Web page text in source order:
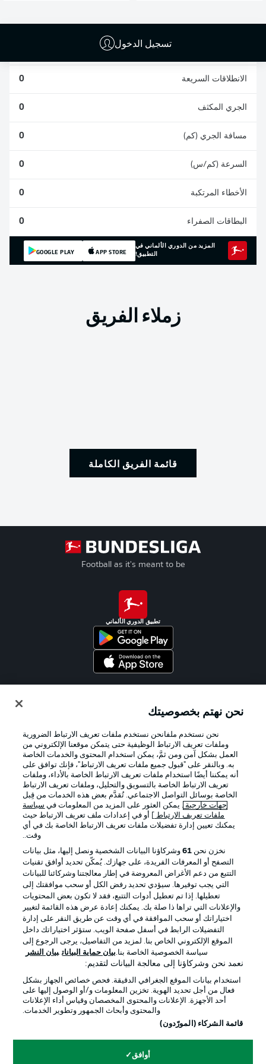
تسجيل الدخول
الانطلاقات السريعة 0
الجري المكثف 0
مسافة الجري (كم) 0
السرعة (كم/س) 0
الأخطاء المرتكبة 0
البطاقات الصفراء 0
المزيد من الدوري الألماني في
التطبيق!
APP STORE
GOOGLE PLAY
زملاء الفريق
قائمة الفريق الكاملة
Football as it's meant to be
تطبيق الدوري الألماني
الإعلانات الإخطارات القانونية
شروط الاستخدام القنوات الناقلة
الوظائف جهة النشر
تواصل معنا اللاعبون
© 2026 Bundesliga-Gruppe GmbH
نحن نهتم بخصوصيتك
نحن نستخدم ملفانحن نستخدم ملفات تعريف الارتباط الضرورية
وملفات تعريف الارتباط الوظيفية حتى يتمكن موقعنا الإلكتروني من
العمل بشكل آمن ومن ثمَّ، يمكن استخدام المحتوى والخدمات الخاصة
به. وبالنقر على "قبول جميع ملفات تعريف الارتباط"، فإنك توافق على
أنه يمكننا أيضًا استخدام ملفات تعريف الارتباط الخاصة بالأداء، وملفات
تعريف الارتباط الخاصة بالتسويق والتحليل، وملفات تعريف الارتباط
الخاصة بوسائل التواصل الاجتماعي. تُقدَّم بعض هذه الخدمات من قِبل
جهات خارجية . يمكن العثور على المزيد من المعلومات في سياسة
ملفات تعريف الارتباط
] أو في إعدادات ملف تعريف الارتباط حيث
يمكنك تعيين إدارة تفضيلات ملفات تعريف الارتباط الخاصة بك في أي
وقت..
نخزن نحن 61وشركاؤنا البيانات الشخصية ونصل إليها، مثل بيانات
التصفح أو المعرفات الفريدة، على جهازك. يُمكّن تحديد أوافق تقنيات
التتبع من دعم الأغراض المعروضة في إطار معالجتنا وشركائنا للبيانات
التي يجب توفيرها. سيؤدي تحديد رفض الكل أو سحب موافقتك إلى
تعطيلها. إذا تم تعطيل أدوات التتبع، فقد لا تكون بعض المحتويات
والإعلانات التي تراها ذا صلة بك. يمكنك إعادة عرض هذه القائمة لتغيير
اختياراتك أو سحب الموافقة في أي وقت عن طريق النقر على إدارة
التفضيلات الرابط في أسفل صفحة الويب. ستؤثر اختياراتك داخل
الموقع الإلكتروني الخاص بنا. لمزيد من التفاصيل، يرجى الرجوع إلى
سياسة الخصوصية الخاصة بنا.بيان حماية البيانات بيان النشر
نعمد نحن وشركاؤنا إلى معالجة البيانات لتقديم:
استخدام بيانات الموقع الجغرافي الدقيقة. فحص خصائص الجهاز بشكل
فعال من أجل تحديد الهوية. تخزين المعلومات و/أو الوصول إليها على
أحد الأجهزة. الإعلانات والمحتوى المخصصان وقياس أداء الإعلانات
والمحتوى وأبحاث الجمهور وتطوير الخدمات.
قائمة الشركاء (المورّدون)
أوافق